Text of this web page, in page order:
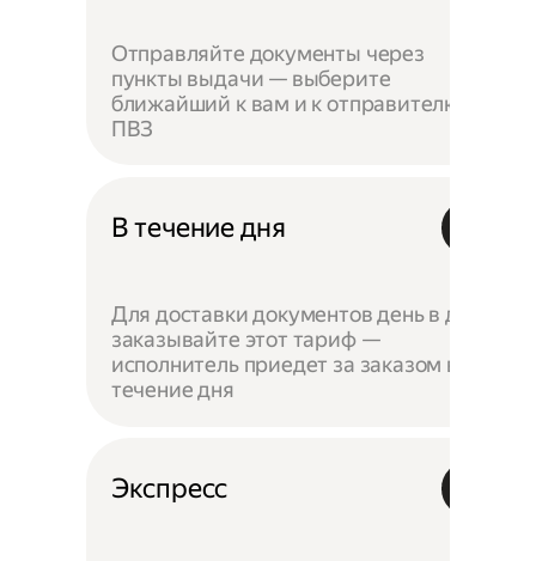
Отправляйте документы через
пункты выдачи — выберите
ближайший к вам и к отправителю
ПВЗ
В течение дня
Для доставки документов день в день
заказывайте этот тариф —
исполнитель приедет за заказом в
течение дня
Экспресс